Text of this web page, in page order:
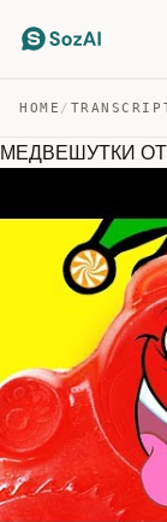
HOME /
МЕДВЕШУТКИ